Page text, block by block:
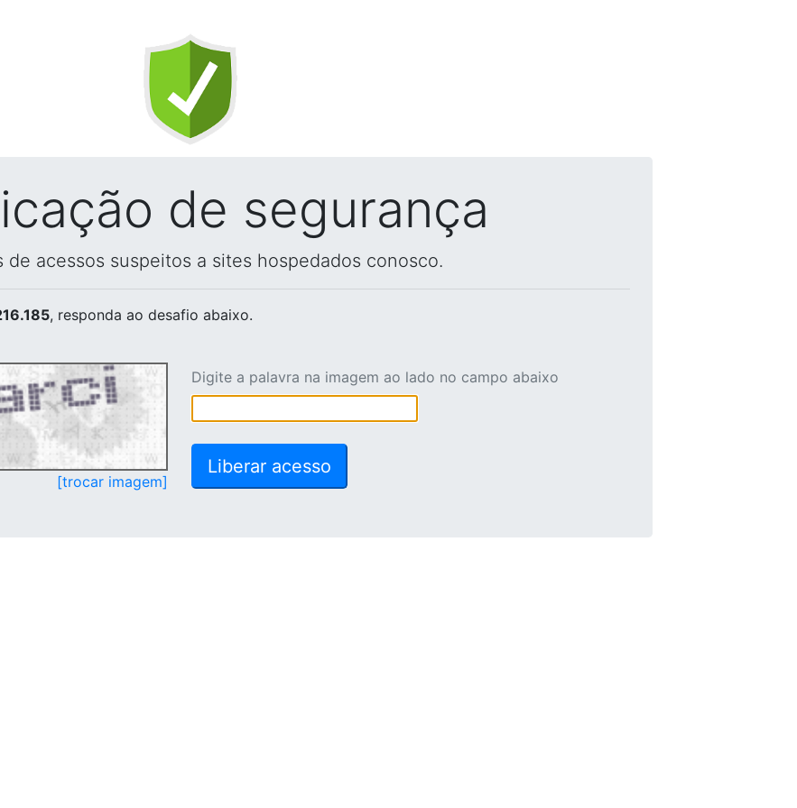
de segurança
acessos suspeitos a sites hospedados conosco.
, responda ao desafio abaixo.
[trocar imagem]
Digite a palavra na imagem ao lado no campo abaixo